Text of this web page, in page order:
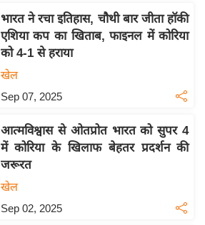
भारत ने रचा इतिहास, चौथी बार जीता हॉकी
एशिया कप का खिताब, फाइनल में कोरिया
को 4-1 से हराया
खेल
Sep 07, 2025
आत्मविश्वास से ओतप्रोत भारत को सुपर 4
में कोरिया के खिलाफ बेहतर प्रदर्शन की
जरूरत
खेल
Sep 02, 2025